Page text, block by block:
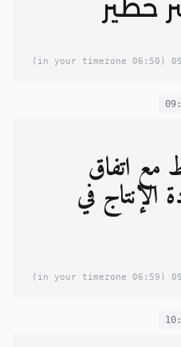
خطير
(06:50 in your timezone)
مع اتفاق
في
(06:59 in your timezone)